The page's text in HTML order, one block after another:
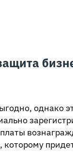
однако
которому